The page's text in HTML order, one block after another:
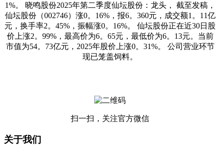
1%。 晓鸣股份2025年第二季度仙坛股份：龙头， 截至发稿，
仙坛股份（002746）涨0。16%，报6。360元，成交额1。11亿
元，换手率2。45%，振幅涨0。16%。 仙坛股份正在近30日股
价上涨2。99%，最高价为6。65元，最低价为6。13元。当前
市值为54。73亿元，2025年股价上涨0。31%。 公司营业环节
现已笼盖饲料。
扫一扫，关注官方微信
关于我们